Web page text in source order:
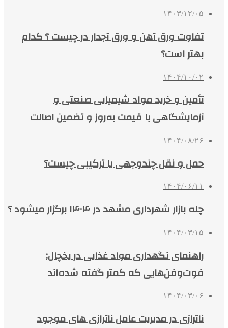
۱۴۰۳/۱۲/۰۵
تفاوت ورق آهن و ورق آجدار در چیست ؟ کدام
بهتر است؟
۱۴۰۴/۱۰/۰۲
تأمین و خرید مواد شیمیایی صنعتی و
آزمایشگاهی با قیمت به‌روز و تضمین اصالت
۱۴۰۴/۰۸/۲۶
حمل و نقل چندوجهی یا ترکیبی چیست؟
۱۴۰۴/۰۶/۱۱
چله بازار شهرداری مشهد در ۱۴۰۴ برگزار میشود ؟
۱۴۰۴/۰۳/۱۵
راهنمای نگهداری مواد غذایی در یخچال:
فوت‌وفن‌هایی که کمتر گفته شده‌اند
۱۴۰۴/۰۳/۰۶
ناترازی در مدیریت عامل ناترازی های موجود